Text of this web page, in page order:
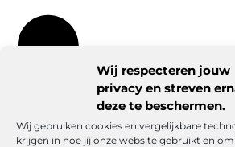
Wij respecteren jouw
privacy en streven
deze te beschermen.
Wij gebruiken cookies en vergelijkbare
krijgen in hoe jij onze website gebruikt en